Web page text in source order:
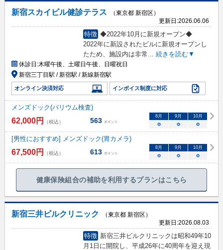
新宿スカイビル健診テラス
（東京都 新宿区）
更新日:2026.06.06
特徴 ◆2022年10月に新規オープン◆
2022年に新設されたビルに新規オープンし
たため、施設内は非常... 続きを読む▼
休診日:木曜午後、土曜日午後、日曜祝日
新宿三丁目駅 / 新宿駅 / 新線新宿駅
オンライン決済対応 インボイス制度に対応
メンズドック(バリウム検査)
62,000円 （税込） 563 ポイント
8月 9月 10月
○ ○ ○
[男性におすすめ] メンズドック(胃カメラ)
67,500円 （税込） 613 ポイント
8月 9月 10月
○ ○ ○
健康保険組合の補助を利用するプランはこちら
新宿三井ビルクリニック
（東京都 新宿区）
更新日:2026.08.03
特徴 新宿三井ビルクリニックは昭和49年10
月1日に開院し、平成26年に40周年を迎え現